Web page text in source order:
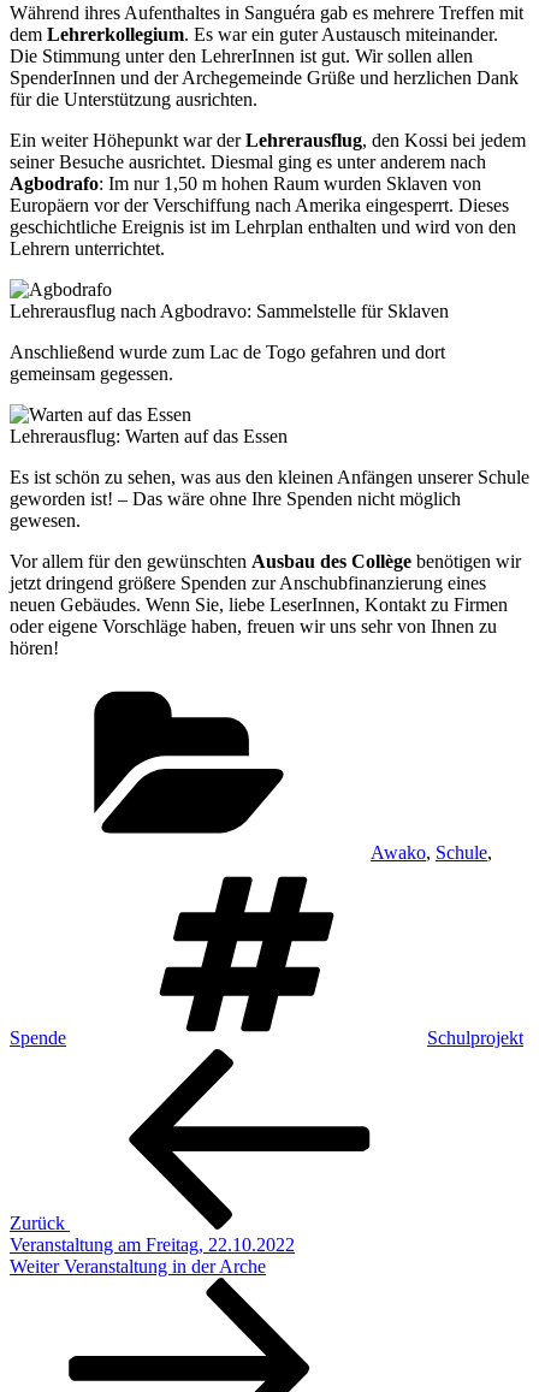
Während ihres Aufenthaltes in Sanguéra gab es mehrere Treffen mit
dem Lehrerkollegium. Es war ein guter Austausch miteinander.
Die Stimmung unter den LehrerInnen ist gut. Wir sollen allen
SpenderInnen und der Archegemeinde Grüße und herzlichen Dank
für die Unterstützung ausrichten.
Ein weiter Höhepunkt war derLehrerausflug, den Kossi bei jedem
seiner Besuche ausrichtet. Diesmal ging es unter anderem nach
Agbodrafo: Im nur 1,50 m hohen Raum wurden Sklaven von
Europäern vor der Verschiffung nach Amerika eingesperrt. Dieses
geschichtliche Ereignis ist im Lehrplan enthalten und wird von den
Lehrern unterrichtet.
Lehrerausflug nach Agbodravo: Sammelstelle für Sklaven
Anschließend wurde zum Lac de Togo gefahren und dort
gemeinsam gegessen.
Lehrerausflug: Warten auf das Essen
Es ist schön zu sehen, was aus den kleinen Anfängen unserer Schule
geworden ist! – Das wäre ohne Ihre Spenden nicht möglich
gewesen.
Vor allem für den gewünschten Ausbau des Collège benötigen wir
jetzt dringend größere Spenden zur Anschubfinanzierung eines
neuen Gebäudes. Wenn Sie, liebe LeserInnen, Kontakt zu Firmen
oder eigene Vorschläge haben, freuen wir uns sehr von Ihnen zu
hören!
Awako, Schule,
Spende Schulprojekt
Beitragsnavigation
Zurück
Veranstaltung am Freitag, 22.10.2022
Nächster
Weiter Veranstaltung in der Arche